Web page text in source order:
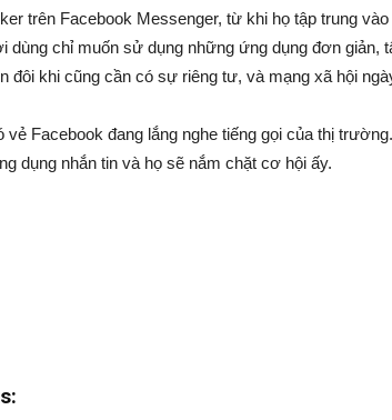
trên Facebook Messenger, từ khi họ tập trung
dùng chỉ muốn sử dụng những ứng dụng đơn giản,
đôi khi cũng cần có sự riêng tư, và mạng xã hội
vẻ Facebook đang lắng nghe tiếng gọi của thị
dụng nhắn tin và họ sẽ nắm chặt cơ hội ấy.